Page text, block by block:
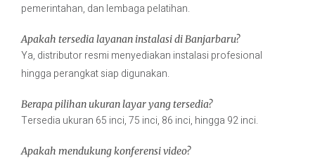
pemerintahan, dan lembaga pelatihan.
Apakah tersedia layanan instalasi di Banjarbaru?
Ya, distributor resmi menyediakan instalasi profesional
hingga perangkat siap digunakan.
Berapa pilihan ukuran layar yang tersedia?
Tersedia ukuran 65 inci, 75 inci, 86 inci, hingga 92 inci.
Apakah mendukung konferensi video?